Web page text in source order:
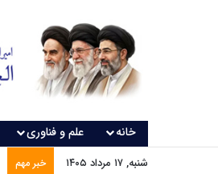
خانه علم و فناوری
شنبه, ۱۷ مرداد ۱۴۰۵ خبر مهم